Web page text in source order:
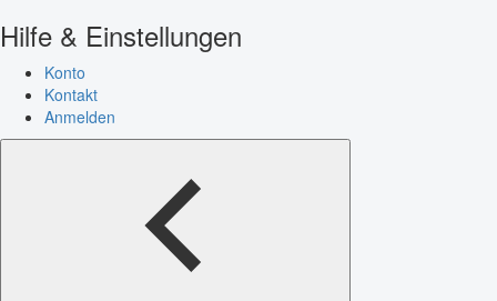
Hilfe & Einstellungen
Konto
Kontakt
Anmelden